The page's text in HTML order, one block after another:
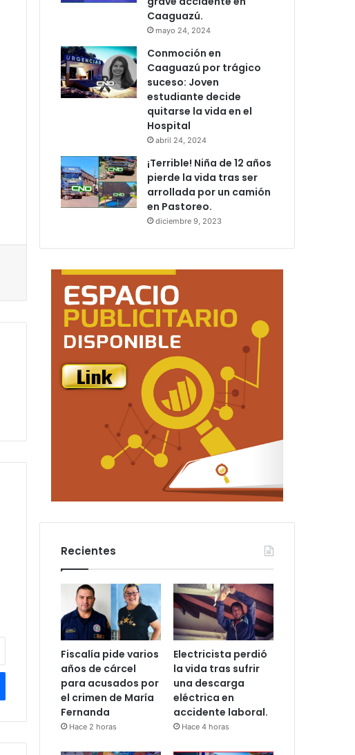
Caaguazú.
mayo 24, 2024
Conmoción en
Caaguazú por trágico
suceso: Joven
estudiante decide
quitarse la vida en el
Hospital
abril 24, 2024
¡Terrible! Niña de 12 años
pierde la vida tras ser
arrollada por un camión
en Pastoreo.
diciembre 9, 2023
Recientes
Fiscalía pide varios
años de cárcel
para acusados por
el crimen de María
Fernanda
Hace 2 horas
Electricista perdió
la vida tras sufrir
una descarga
eléctrica en
accidente laboral.
Hace 4 horas